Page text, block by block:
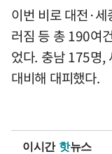
이번 비로 대전·
러짐 등 총 190여
었다. 충남 175명,
대비해 대피했다.
이시간 핫뉴스